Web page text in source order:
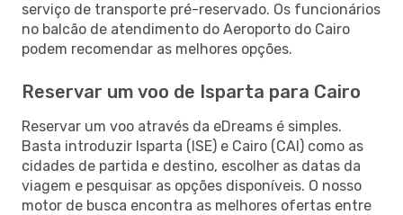
serviço de transporte pré-reservado. Os funcionários
no balcão de atendimento do Aeroporto do Cairo
podem recomendar as melhores opções.
Reservar um voo de Isparta para Cairo
Reservar um voo através da eDreams é simples.
Basta introduzir Isparta (ISE) e Cairo (CAI) como as
cidades de partida e destino, escolher as datas da
viagem e pesquisar as opções disponíveis. O nosso
motor de busca encontra as melhores ofertas entre